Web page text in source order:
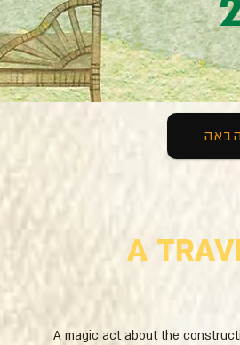
A
A magic act about the